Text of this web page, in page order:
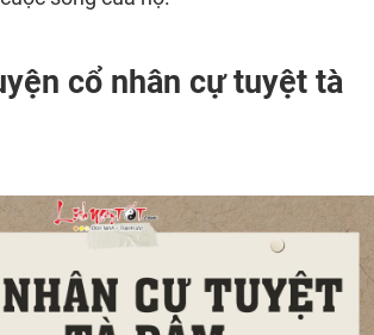
cổ nhân cự tuyệt tà